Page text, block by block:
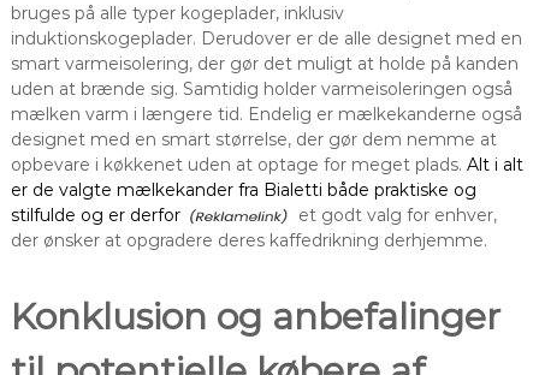
bruges på alle typer kogeplader, inklusiv
induktionskogeplader. Derudover er de alle designet med en
smart varmeisolering, der gør det muligt at holde på kanden
uden at brænde sig. Samtidig holder varmeisoleringen også
mælken varm i længere tid. Endelig er mælkekanderne også
designet med en smart størrelse, der gør dem nemme at
opbevare i køkkenet uden at optage for meget plads. Alt i alt
er de valgte mælkekander fra Bialetti både praktiske og
stilfulde og er derfor
et godt valg for enhver,
der ønsker at opgradere deres kaffedrikning derhjemme.
Konklusion og anbefalinger